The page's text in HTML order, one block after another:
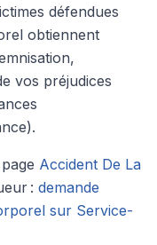
défendues
obtiennent
vos préjudices
Accident De La
: demande
sur Service-